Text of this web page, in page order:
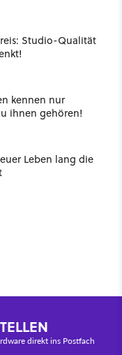
Studio-Qualität
kennen nur
ihnen gehören!
Leben lang die
direkt ins Postfach